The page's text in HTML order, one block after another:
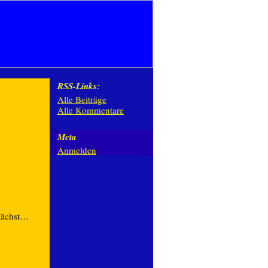
RSS-Links:
Alle Beiträge
Alle Kommentare
Meta
Anmelden